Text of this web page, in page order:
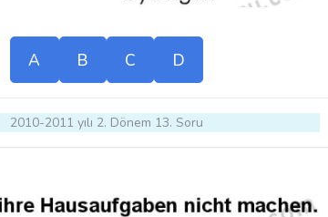
A B C D
2010-2011 yılı 2. Dönem 13. Soru